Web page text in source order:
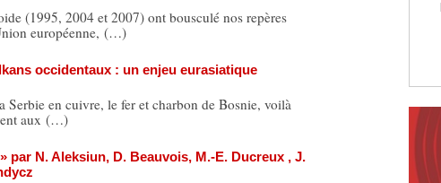
(1995, 2004 et 2007) ont bousculé nos repères
européenne, (…)
occidentaux : un enjeu eurasiatique
Serbie en cuivre, le fer et charbon de Bosnie, voilà
aux (…)
par N. Aleksiun, D. Beauvois, M.-E. Ducreux , J.